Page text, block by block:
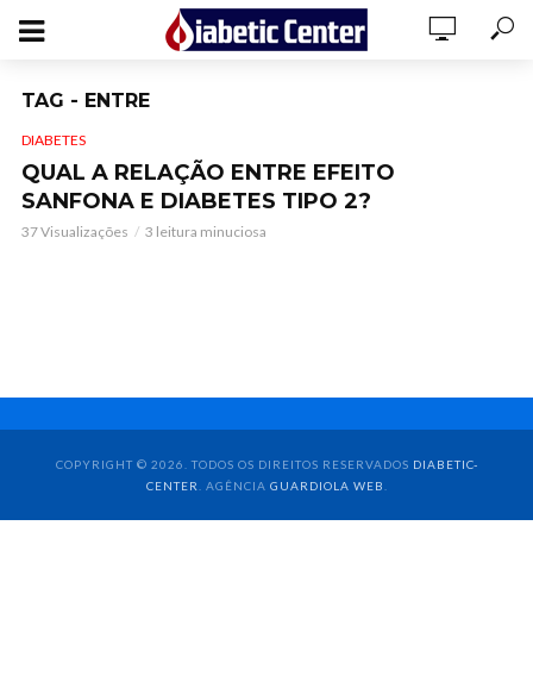
TAG - ENTRE
DIABETES
QUAL A RELAÇÃO ENTRE EFEITO
SANFONA E DIABETES TIPO 2?
37 Visualizações 3 leitura minuciosa
COPYRIGHT © 2026. TODOS OS DIREITOS RESERVADOS DIABETIC-
CENTER
. AGÊNCIA GUARDIOLA WEB